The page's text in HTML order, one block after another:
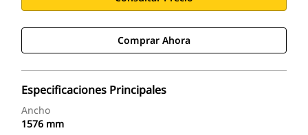
Comprar Ahora
Especificaciones Principales
Ancho
1576 mm